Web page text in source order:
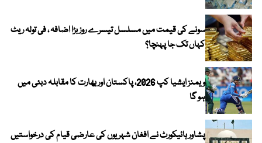
سونے کی قیمت میں مسلسل تیسرے روز بڑا اضافہ ، فی تولہ ریٹ
کہاں تک جا پہنچا؟
ویمنز ایشیا کپ 2026، پاکستان اور بھارت کا مقابلہ دبئی میں
ہو گا
پشاور ہائیکورٹ نے افغان شہریوں کی عارضی قیام کی درخواستیں